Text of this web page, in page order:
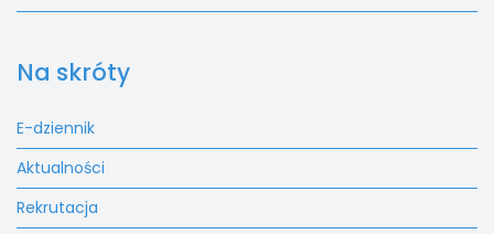
Na skróty
E-dziennik
Aktualności
Rekrutacja